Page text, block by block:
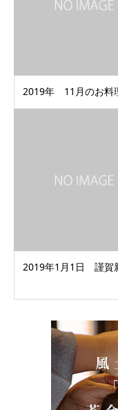
2019年 11月のお料
2019年1月1日 謹賀